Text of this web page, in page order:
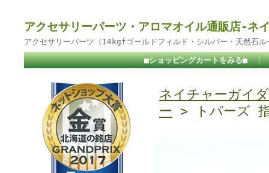
アクセサリーパーツ・アロマオイル通販店-ネ
アクセサリーパーツ（14kgfゴールドフィルド・シルバー・天然石
■ショッピングカートをみる■ ｜
ネイチャーガイ
ー > トパーズ